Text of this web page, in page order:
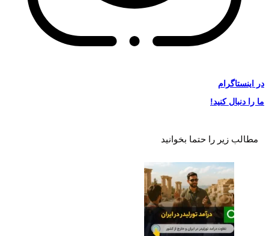
در اینستاگرام
ما را دنبال کنید!
مطالب زیر را حتما بخوانید